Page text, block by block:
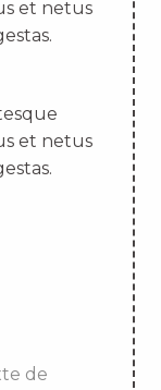
et netus
et netus
de